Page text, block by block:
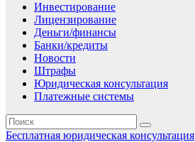
Инвестирование
Лицензирование
Деньги/финансы
Банки/кредиты
Новости
Штрафы
Юридическая консультация
Платежные системы
Бесплатная юридическая консультация